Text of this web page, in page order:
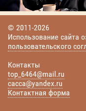
© 2011-2026
Использование сайта
пользовательского
Контакты
top_6464@mail.ru
cacca@yandex.ru
Контактная форма